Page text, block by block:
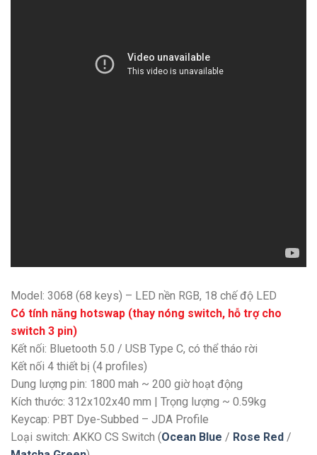
Model: 3068 (68 keys) – LED nền RGB, 18 chế độ LED
Có tính năng hotswap (thay nóng switch, hỗ trợ cho
switch 3 pin)
Kết nối: Bluetooth 5.0 / USB Type C, có thể tháo rời
Kết nối 4 thiết bị (4 profiles)
Dung lượng pin: 1800 mah ~ 200 giờ hoạt động
Kích thước: 312x102x40 mm | Trọng lượng ~ 0.59kg
Keycap: PBT Dye-Subbed – JDA Profile
Loại switch: AKKO CS Switch (Ocean Blue / Rose Red /